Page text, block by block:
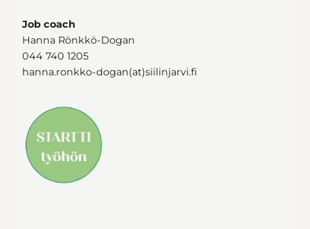
Job coach
Hanna Rönkkö-Dogan
044 740 1205
hanna.ronkko-dogan(at)siilinjarvi.fi